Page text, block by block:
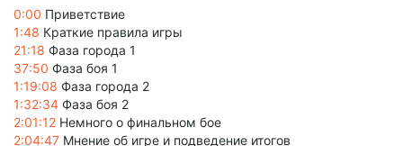
0:00 Приветствие
1:48 Краткие правила игры
21:18 Фаза города 1
37:50 Фаза боя 1
1:19:08 Фаза города 2
1:32:34 Фаза боя 2
2:01:12 Немного о финальном бое
2:04:47 Мнение об игре и подведение итогов